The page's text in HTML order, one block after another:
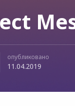
опубликовано
11.04.2019